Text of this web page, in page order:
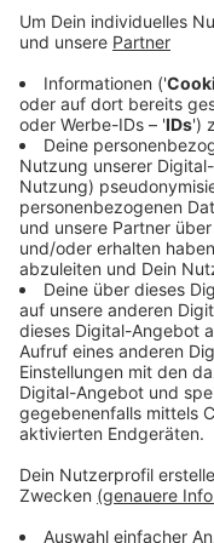
Veröffentlicht:
Anzeige
Ersthelfer
60-Jährige starb
nach dem Unfall in
(GDM|Symbolbild)
Anzeige